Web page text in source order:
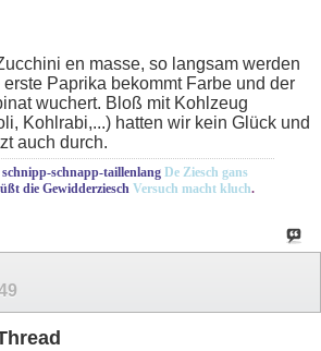
en masse, so langsam werden
Paprika bekommt Farbe und der
wuchert. Bloß mit Kohlzeug
Kohlrabi,...) hatten wir kein Glück und
auch durch.
schnapp-taillenlang De Ziesch gans
die Gewidderziesch Versuch macht kluch.